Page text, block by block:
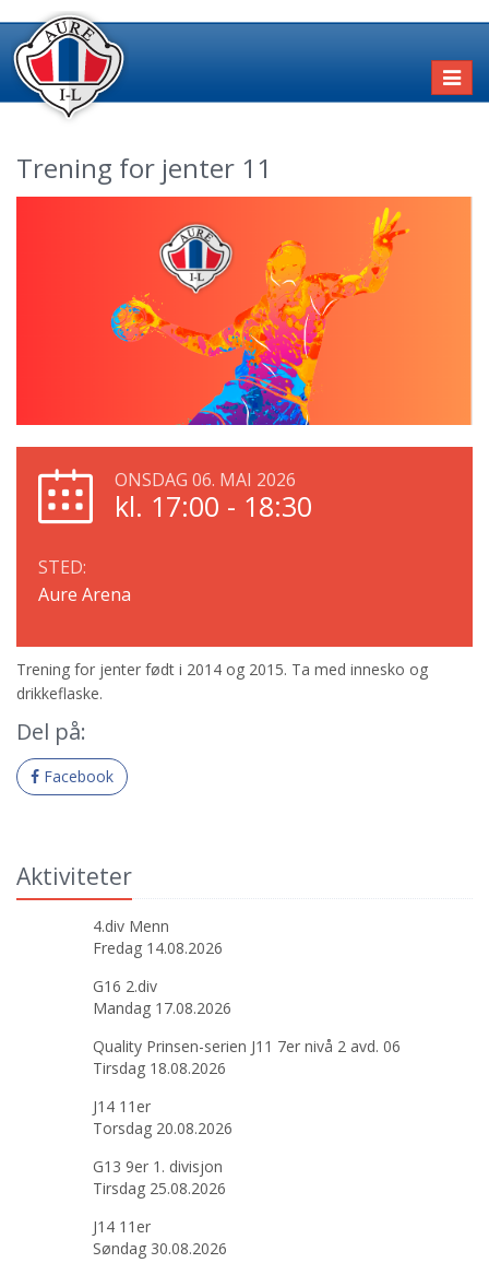
Trening for jenter 11
ONSDAG 06. MAI 2026
kl. 17:00 - 18:30
STED:
Aure Arena
Trening for jenter født i 2014 og 2015. Ta med innesko og
drikkeflaske.
Del på:
Facebook
Aktiviteter
4.div Menn
Fredag 14.08.2026
G16 2.div
Mandag 17.08.2026
Quality Prinsen-serien J11 7er nivå 2 avd. 06
Tirsdag 18.08.2026
J14 11er
Torsdag 20.08.2026
G13 9er 1. divisjon
Tirsdag 25.08.2026
J14 11er
Søndag 30.08.2026